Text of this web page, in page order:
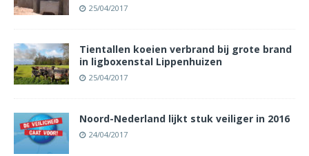
25/04/2017
Tientallen koeien verbrand bij grote brand
in ligboxenstal Lippenhuizen
25/04/2017
Noord-Nederland lijkt stuk veiliger in 2016
24/04/2017